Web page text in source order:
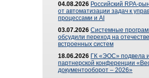
04.08.2026 Российский RPA-
от автоматизации задач к
процессами и AI
03.07.2026 Системные
обсудили переход на
встроенных систем
18.06.2026 ГК «ЭОС» подвела
партнерской конференции
документооборот – 2026»